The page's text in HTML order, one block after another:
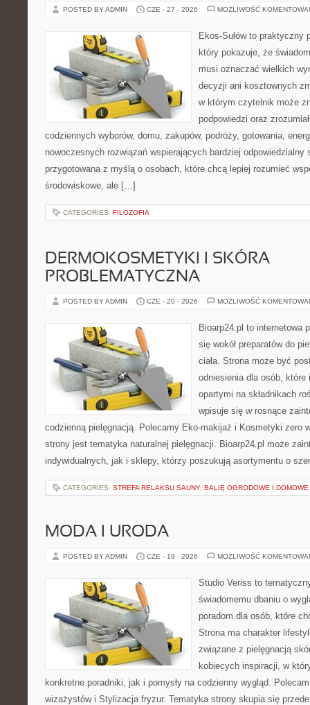
POSTED BY ADMIN CZE - 27 - 2026 MOŻLIWOŚĆ
Ekos-Sułów to praktyczny
który pokazuje, że
musi oznaczać wielkich
decyzji ani kosztownych
w którym czytelnik może
podpowiedzi oraz
codziennych wyborów, domu, zakupów, podróży, gotowania,
nowoczesnych rozwiązań wspierających bardziej odpowiedzialny
przygotowana z myślą o osobach, które chcą lepiej rozumieć
środowiskowe, ale […]
CATEGORIES: FILOZOFIA
DERMOKOSMETYKI I SKÓRA
PROBLEMATYCZNA
POSTED BY ADMIN CZE - 20 - 2026 MOŻLIWOŚĆ
Bioarp24.pl to internetowa
się wokół preparatów do
ciała. Strona może być
odniesienia dla osób,
opartymi na składnikach
wpisuje się w rosnące
codzienną pielęgnacją. Polecamy Eko-makijaż i Kosmetyki zero
strony jest tematyka naturalnej pielęgnacji. Bioarp24.pl może
indywidualnych, jak i sklepy, którzy poszukują asortymentu o
CATEGORIES: STREFA RELAKSU SAUNY, BALIĘ OGRODOWE I DOMOWE
MODA I URODA
POSTED BY ADMIN CZE - 19 - 2026 MOŻLIWOŚĆ
Studio Veriss to
świadomemu dbaniu o
poradom dla osób, które
Strona ma charakter
związane z pielęgnacją
kobiecych inspiracji, w
konkretne poradniki, jak i pomysły na codzienny wygląd.
wizażystów i Stylizacja fryzur. Tematyka strony skupia się